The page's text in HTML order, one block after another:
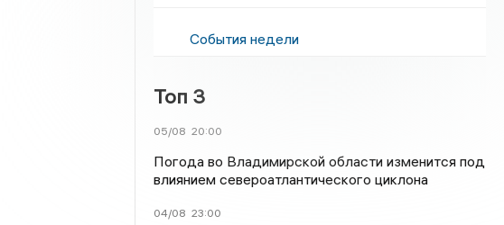
События недели
Топ 3
05/08 20:00
Погода во Владимирской области изменится под
влиянием североатлантического циклона
04/08 23:00